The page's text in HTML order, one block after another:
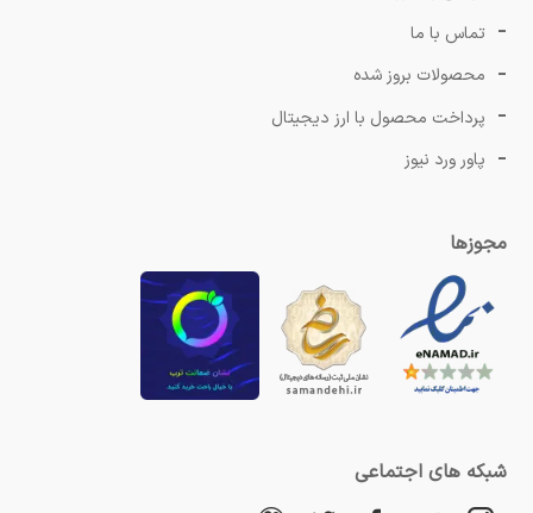
تماس با ما
محصولات بروز شده
پرداخت محصول با ارز دیجیتال
پاور ورد نیوز
مجوزها
شبکه های اجتماعی